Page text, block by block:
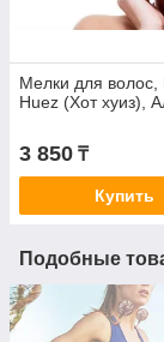
Мелки для волос,
Huez (Хот хуиз),
3 850 ₸
Купить
Подобные